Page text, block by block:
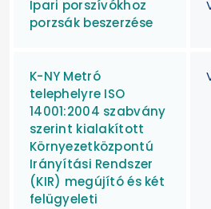
Ipari porszívókhoz
porzsák beszerzése
K-NY Metró
telephelyre ISO
14001:2004 szabvány
szerint kialakított
Környezetközpontú
Irányítási Rendszer
(KIR) megújító és két
felügyeleti